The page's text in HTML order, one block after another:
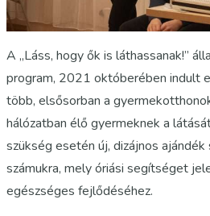
A „Láss, hogy ők is láthassanak!”
program, 2021 októberében indult
több, elsősorban a
hálózatban élő gyermeknek a
szükség esetén új, dizájnos
számukra, mely óriási segítséget
egészséges fejlődéséhez.